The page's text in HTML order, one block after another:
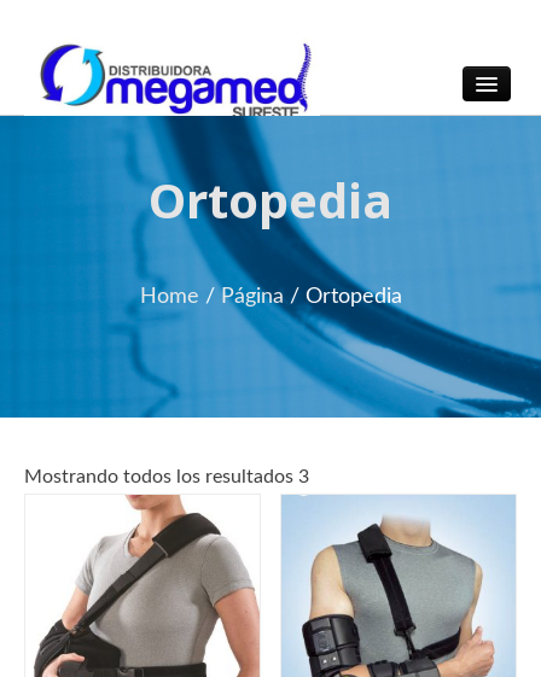
OmegaMed Sureste
OmegaMed Sureste
Ortopedia
Home /Página / Ortopedia
Mostrando todos los resultados 3